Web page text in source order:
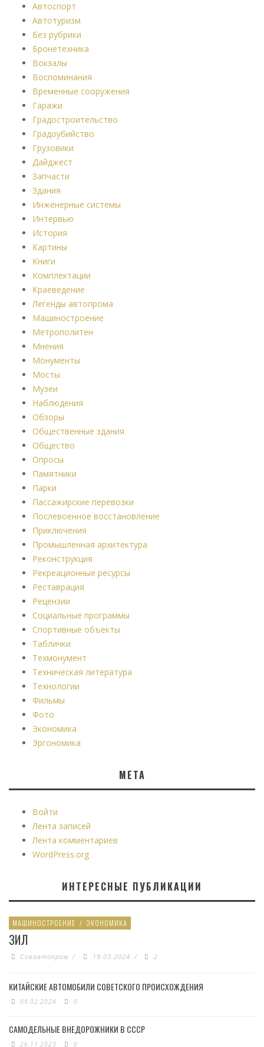
Автоспорт
Автотуризм
Без рубрики
Бронетехника
Вокзалы
Воспоминания
Временные сооружения
Гаражи
Градостроительство
Градоубийство
Грузовики
Дайджест
Запчасти
Здания
Инженерные системы
Интервью
История
Картины
Книги
Комплектации
Краеведение
Легенды автопрома
Машиностроение
Метрополитен
Мнения
Монументы
Мосты
Музеи
Наблюдения
Обзоры
Общественные здания
Общество
Опросы
Памятники
Парки
Пассажирские перевозки
Послевоенное восстановление
Приключения
Промышленная архитектура
Реконструкция
Рекреационные ресурсы
Реставрация
Рецензии
Социальные программы
Спортивные объекты
Таблички
Техмонумент
Техническая литература
Технологии
Фильмы
Фото
Экономика
Эргономика
МЕТА
Войти
Лента записей
Лента комментариев
WordPress.org
ИНТЕРЕСНЫЕ ПУБЛИКАЦИИ
МАШИНОСТРОЕНИЕ / ЭКОНОМИКА
ЗИЛ
Совавтопром / 19.03.2024 / 2
КИТАЙСКИЕ АВТОМОБИЛИ СОВЕТСКОГО ПРОИСХОЖДЕНИЯ
09.02.2024 0
САМОДЕЛЬНЫЕ ВНЕДОРОЖНИКИ В СССР
26.11.2023 0